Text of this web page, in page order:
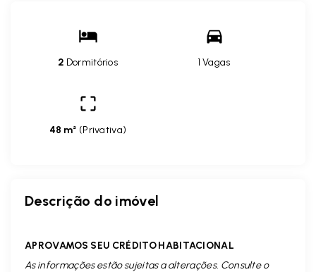
2 Dormitórios 1 Vagas
48 m² (Privativa)
Descrição do imóvel
APROVAMOS SEU CRÉDITO HABITACIONAL
As informações estão sujeitas a alterações. Consulte o